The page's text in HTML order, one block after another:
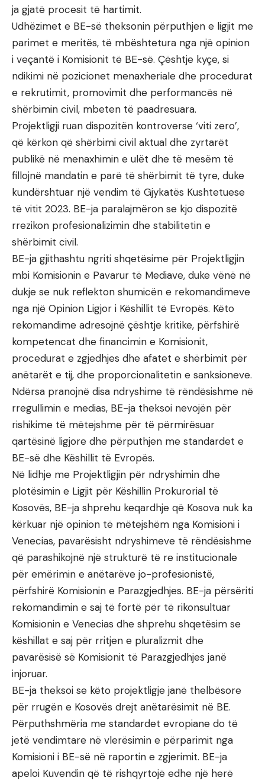
ja gjatë procesit të hartimit.
Udhëzimet e BE-së theksonin përputhjen e ligjit me
parimet e meritës, të mbështetura nga një opinion
i veçantë i Komisionit të BE-së. Çështje kyçe, si
ndikimi në pozicionet menaxheriale dhe procedurat
e rekrutimit, promovimit dhe performancës në
shërbimin civil, mbeten të paadresuara.
Projektligji ruan dispozitën kontroverse ‘viti zero’,
që kërkon që shërbimi civil aktual dhe zyrtarët
publikë në menaxhimin e ulët dhe të mesëm të
fillojnë mandatin e parë të shërbimit të tyre, duke
kundërshtuar një vendim të Gjykatës Kushtetuese
të vitit 2023. BE-ja paralajmëron se kjo dispozitë
rrezikon profesionalizimin dhe stabilitetin e
shërbimit civil.
BE-ja gjithashtu ngriti shqetësime për Projektligjin
mbi Komisionin e Pavarur të Mediave, duke vënë në
dukje se nuk reflekton shumicën e rekomandimeve
nga një Opinion Ligjor i Këshillit të Evropës. Këto
rekomandime adresojnë çështje kritike, përfshirë
kompetencat dhe financimin e Komisionit,
procedurat e zgjedhjes dhe afatet e shërbimit për
anëtarët e tij, dhe proporcionalitetin e sanksioneve.
Ndërsa pranojnë disa ndryshime të rëndësishme në
rregullimin e medias, BE-ja theksoi nevojën për
rishikime të mëtejshme për të përmirësuar
qartësinë ligjore dhe përputhjen me standardet e
BE-së dhe Këshillit të Evropës.
Në lidhje me Projektligjin për ndryshimin dhe
plotësimin e Ligjit për Këshillin Prokurorial të
Kosovës, BE-ja shprehu keqardhje që Kosova nuk ka
kërkuar një opinion të mëtejshëm nga Komisioni i
Venecias, pavarësisht ndryshimeve të rëndësishme
që parashikojnë një strukturë të re institucionale
për emërimin e anëtarëve jo-profesionistë,
përfshirë Komisionin e Parazgjedhjes. BE-ja përsëriti
rekomandimin e saj të fortë për të rikonsultuar
Komisionin e Venecias dhe shprehu shqetësim se
këshillat e saj për rritjen e pluralizmit dhe
pavarësisë së Komisionit të Parazgjedhjes janë
injoruar.
BE-ja theksoi se këto projektligje janë thelbësore
për rrugën e Kosovës drejt anëtarësimit në BE.
Përputhshmëria me standardet evropiane do të
jetë vendimtare në vlerësimin e përparimit nga
Komisioni i BE-së në raportin e zgjerimit. BE-ja
apeloi Kuvendin që të rishqyrtojë edhe një herë